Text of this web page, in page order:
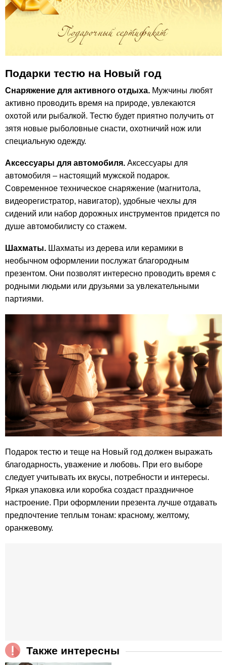
Подарки тестю на Новый год
Снаряжение для активного отдыха. Мужчины любят
активно проводить время на природе, увлекаются
охотой или рыбалкой. Тестю будет приятно получить от
зятя новые рыболовные снасти, охотничий нож или
специальную одежду.
Аксессуары для автомобиля. Аксессуары для
автомобиля – настоящий мужской подарок.
Современное техническое снаряжение (магнитола,
видеорегистратор, навигатор), удобные чехлы для
сидений или набор дорожных инструментов придется по
душе автомобилисту со стажем.
Шахматы. Шахматы из дерева или керамики в
необычном оформлении послужат благородным
презентом. Они позволят интересно проводить время с
родными людьми или друзьями за увлекательными
партиями.
Подарок тестю и теще на Новый год должен выражать
благодарность, уважение и любовь. При его выборе
следует учитывать их вкусы, потребности и интересы.
Яркая упаковка или коробка создаст праздничное
настроение. При оформлении презента лучше отдавать
предпочтение теплым тонам: красному, желтому,
оранжевому.
Также интересны